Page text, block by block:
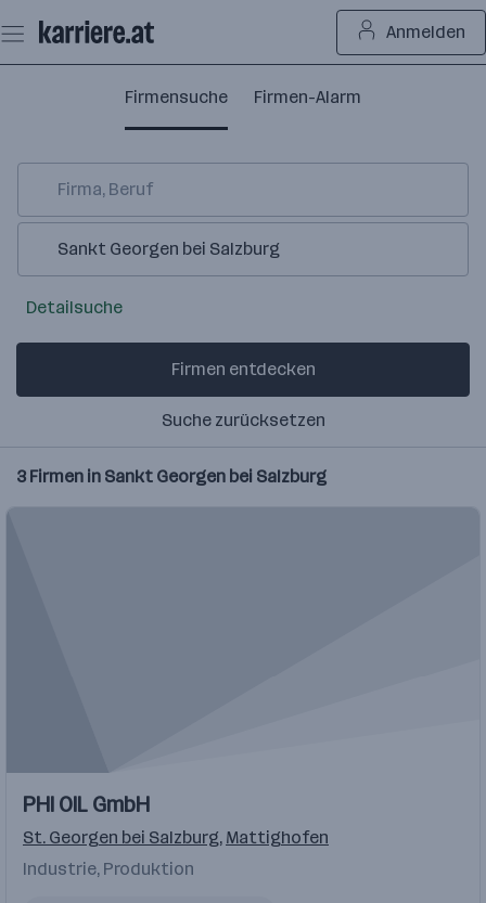
Seiteninhalt
springen
Anmelden
Firmensuche Firmen-Alarm
3 Firmen in Sankt Georgen bei Salzburg
PHI OIL GmbH
St. Georgen bei Salzburg, Mattighofen
Industrie, Produktion
Detailsuche
Firmen entdecken
Suche zurücksetzen